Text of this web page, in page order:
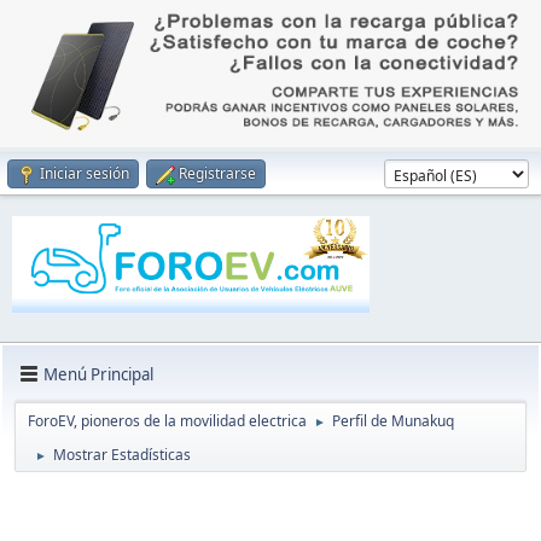
Iniciar sesión Registrarse
Menú Principal
ForoEV, pioneros de la movilidad electrica ► Perfil de Munakuq
► Mostrar Estadísticas